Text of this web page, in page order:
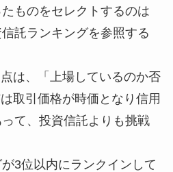
ものをセレクトするのは
託ランキングを参照する
は、「上場しているのか否
取引価格が時価となり信用
て、投資信託よりも挑戦
が3位以内にランクインして